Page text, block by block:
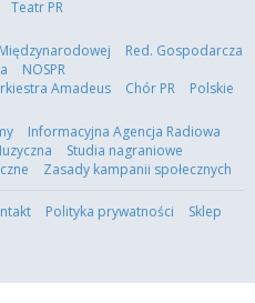
Teatr PR
Red. Gospodarcza
NOSPR
Amadeus Chór PR
Polskie
Informacyjna Agencja Radiowa
Studia nagraniowe
Zasady kampanii społecznych
Polityka prywatności
Sklep